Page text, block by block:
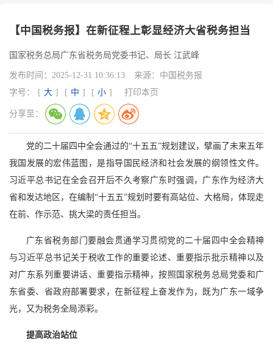
【中国税务报】在新征程上彰显经济大省税务担当
国家税务总局广东省税务局党委书记、局长 江武峰
发布时间： 2025-12-31 10:36:13 来源： 中国税务报
字号：
[ 大 ] [ 中 ] [ 小 ] 打印本页
分享至：
党的二十届四中全会通过的“十五五”规划建议，擘画了未来五年
我国发展的宏伟蓝图，是指导国民经济和社会发展的纲领性文件。
习近平总书记在全会召开后不久考察广东时强调，广东作为经济大
省和发达地区，在编制“十五五”规划时要有高站位、大格局，体现走
在前、作示范、挑大梁的责任担当。
广东省税务部门要融会贯通学习贯彻党的二十届四中全会精神
与习近平总书记关于税收工作的重要论述、重要指示批示精神以及
对广东系列重要讲话、重要指示精神，按照国家税务总局党委和广
东省委、省政府部署要求，在新征程上奋发作为，既为广东一域争
光，又为税务全局添彩。
提高政治站位